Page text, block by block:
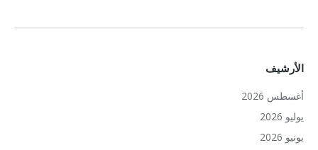
الأرشيف
أغسطس 2026
يوليو 2026
يونيو 2026